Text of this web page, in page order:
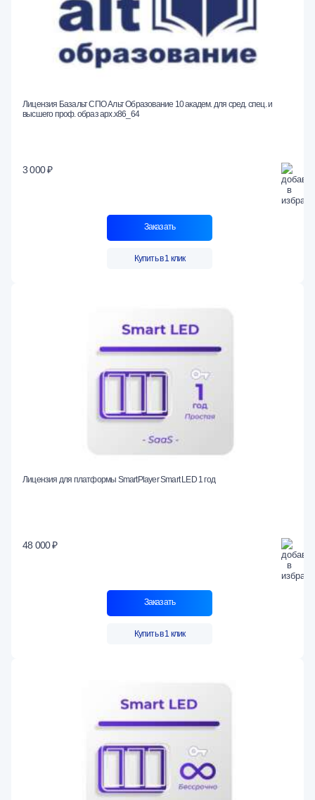
Лицензия Базальт СПО Альт Образование 10 академ. для сред. спец. и
высшего проф. образ арх.x86_64
3 000 ₽
Заказать
Купить в 1 клик
Лицензия для платформы SmartPlayer Smart LED 1 год
48 000 ₽
Заказать
Купить в 1 клик